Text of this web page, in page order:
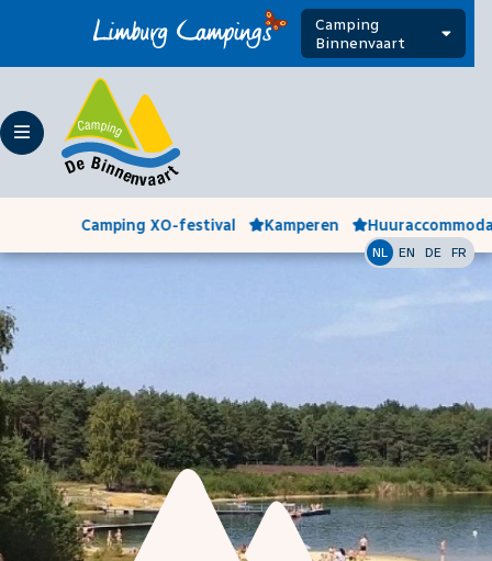
Camping
Binnenvaart
NL EN DE FR
Camping XO-festival Kamperen